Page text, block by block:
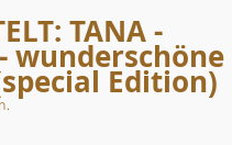
TANA -
wunderschöne
Edition)